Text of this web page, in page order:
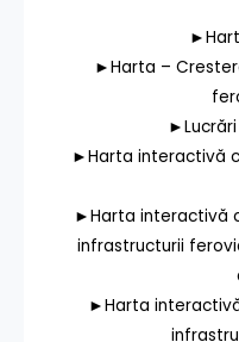
►Harta –
►Harta interactivă
►Harta interactivă
infrastructurii
►Harta